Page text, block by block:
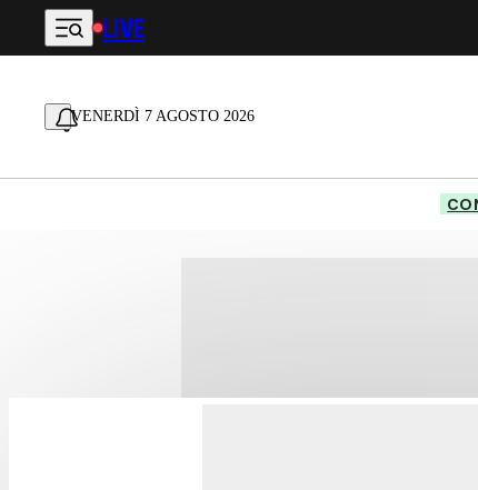
Vai al contenuto principale
LIVE
VENERDÌ 7 AGOSTO 2026